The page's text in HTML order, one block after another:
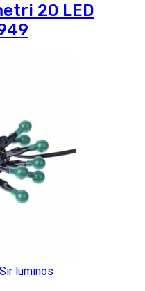
20 LED
Sir luminos